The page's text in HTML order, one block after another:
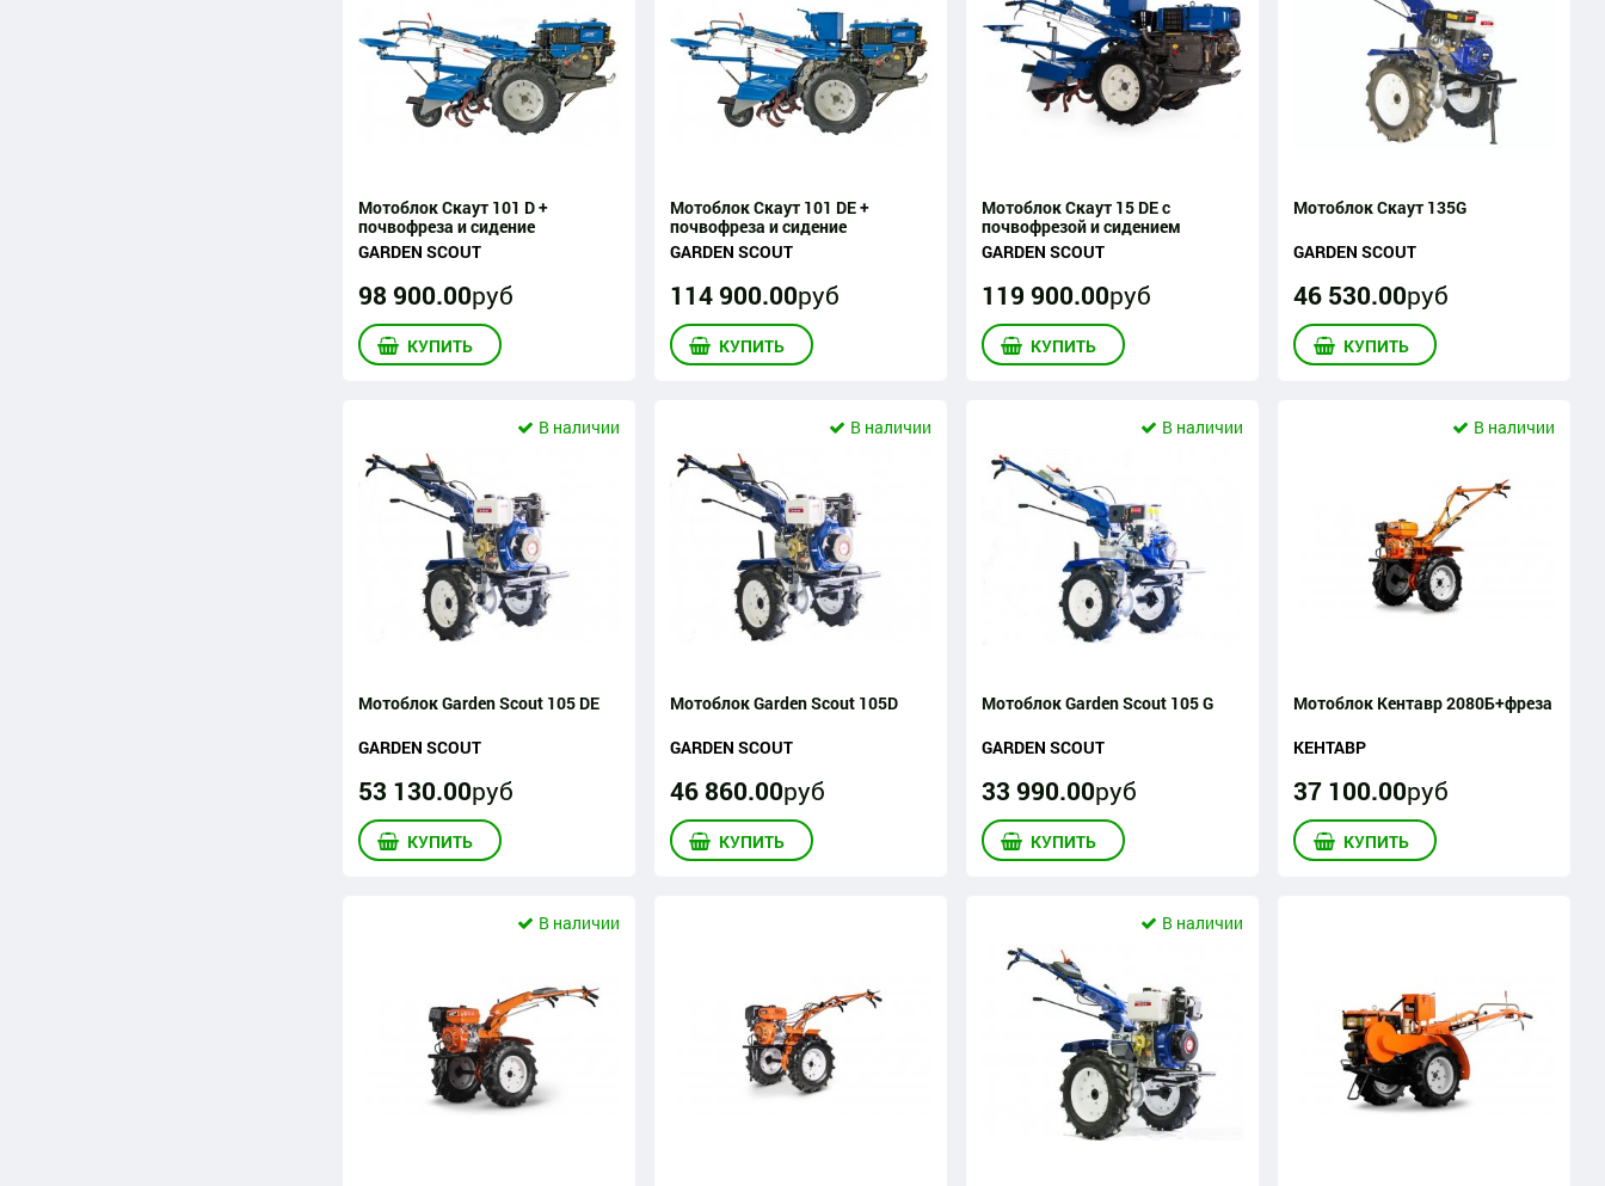
Мотоблок Скаут 101 D +
почвофреза и сидение
GARDEN SCOUT
98 900.00руб
КУПИТЬ
Мотоблок Скаут 101 DE +
почвофреза и сидение
GARDEN SCOUT
114 900.00руб
КУПИТЬ
Мотоблок Скаут 15 DE с
почвофрезой и сидением
GARDEN SCOUT
119 900.00руб
КУПИТЬ
Мотоблок Скаут 135G
GARDEN SCOUT
46 530.00руб
КУПИТЬ
В наличии
Мотоблок Garden Scout 105 DE
GARDEN SCOUT
53 130.00руб
КУПИТЬ
В наличии
Мотоблок Garden Scout 105D
GARDEN SCOUT
46 860.00руб
КУПИТЬ
В наличии
Мотоблок Garden Scout 105 G
GARDEN SCOUT
33 990.00руб
КУПИТЬ
В наличии
Мотоблок Кентавр 2080Б+фреза
КЕНТАВР
37 100.00руб
КУПИТЬ
В наличии В наличии